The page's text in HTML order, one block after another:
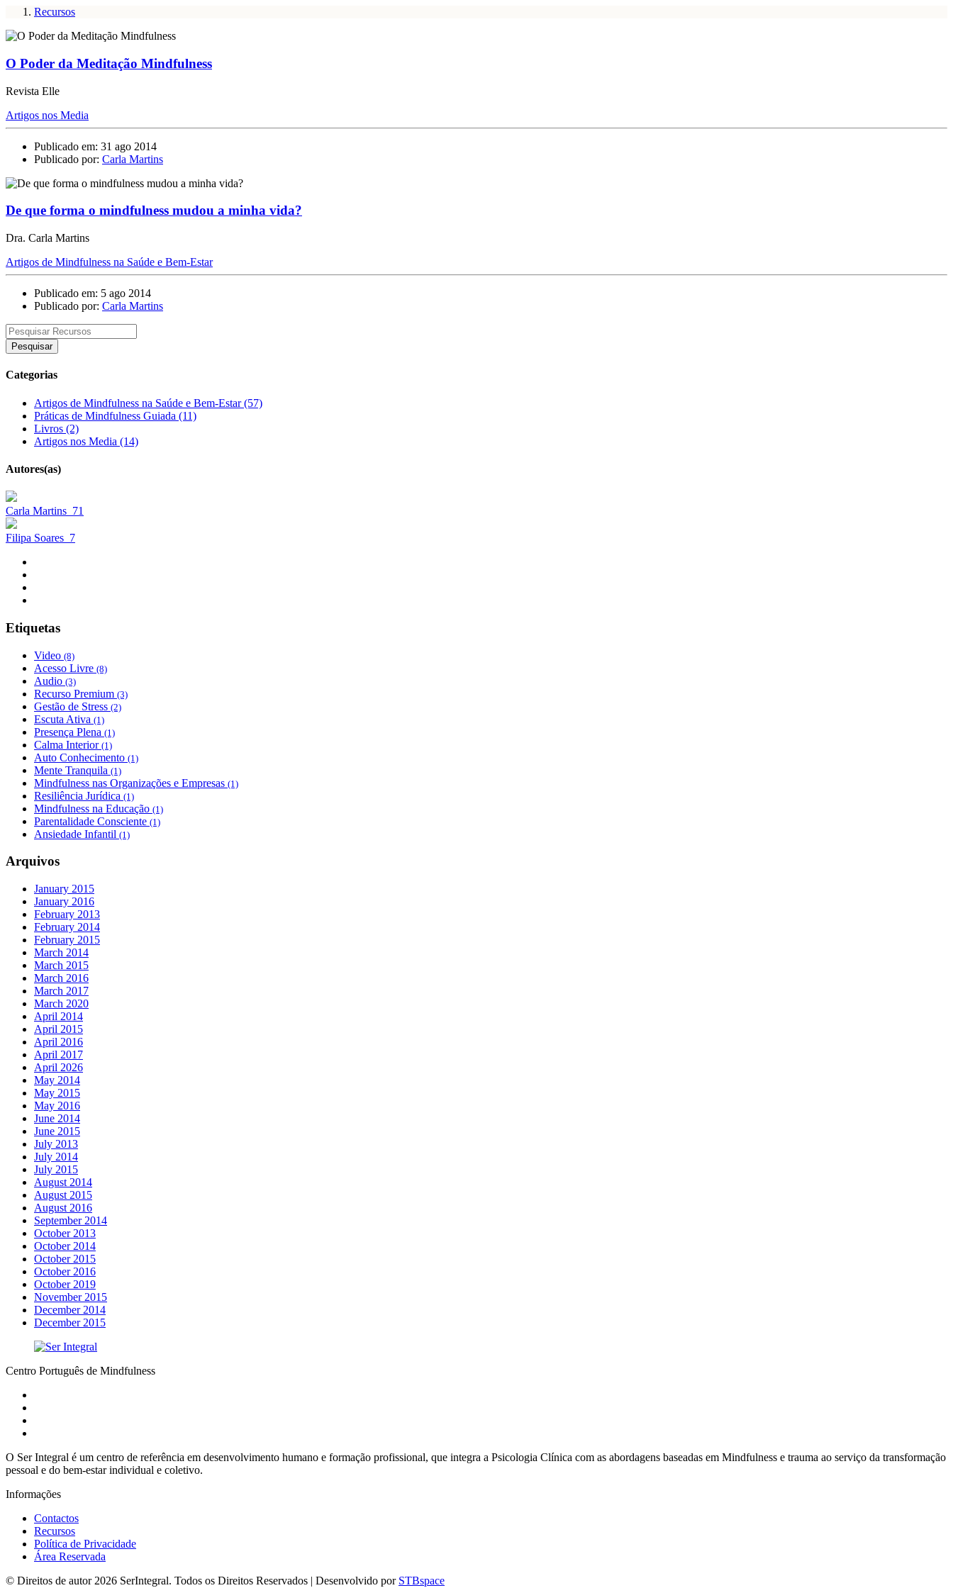
Recursos
O Poder da Meditação Mindfulness
Revista Elle
Artigos nos Media
Publicado em: 31 ago 2014
Publicado por: Carla Martins
De que forma o mindfulness mudou a minha vida?
Dra. Carla Martins
Artigos de Mindfulness na Saúde e Bem-Estar
Publicado em: 5 ago 2014
Publicado por: Carla Martins
Pesquisar
Categorias
Artigos de Mindfulness na Saúde e Bem-Estar (57)
Práticas de Mindfulness Guiada (11)
Livros (2)
Artigos nos Media (14)
Autores(as)
Carla Martins 71
Filipa Soares 7
Etiquetas
Video (8)
Acesso Livre (8)
Audio (3)
Recurso Premium (3)
Gestão de Stress (2)
Escuta Ativa (1)
Presença Plena (1)
Calma Interior (1)
Auto Conhecimento (1)
Mente Tranquila (1)
Mindfulness nas Organizações e Empresas (1)
Resiliência Jurídica (1)
Mindfulness na Educação (1)
Parentalidade Consciente (1)
Ansiedade Infantil (1)
Arquivos
January 2015
January 2016
February 2013
February 2014
February 2015
March 2014
March 2015
March 2016
March 2017
March 2020
April 2014
April 2015
April 2016
April 2017
April 2026
May 2014
May 2015
May 2016
June 2014
June 2015
July 2013
July 2014
July 2015
August 2014
August 2015
August 2016
September 2014
October 2013
October 2014
October 2015
October 2016
October 2019
November 2015
December 2014
December 2015
Centro Português de Mindfulness
O Ser Integral é um centro de referência em desenvolvimento humano e formação profissional, que integra a Psicologia Clínica com as abordagens baseadas em Mindfulness e trauma ao serviço da transformação
pessoal e do bem-estar individual e coletivo.
Informações
Contactos
Recursos
Política de Privacidade
Área Reservada
© Direitos de autor 2026 SerIntegral. Todos os Direitos Reservados | Desenvolvido por STBspace